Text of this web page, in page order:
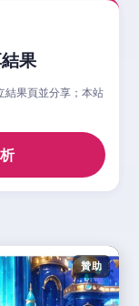
骰Cr
果
結果頁並分享；本站
贊助